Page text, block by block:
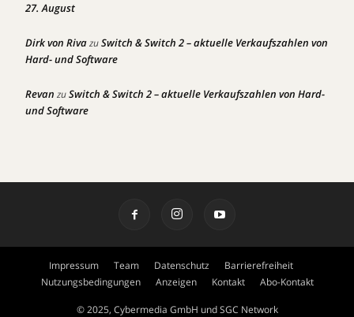
27. August
Dirk von RivazuSwitch & Switch 2 – aktuelle Verkaufszahlen von
Hard- und Software
Revan zuSwitch & Switch 2 – aktuelle Verkaufszahlen von Hard-
und Software
Impressum Team Datenschutz
Barrierefreiheit
Nutzungsbedingungen
Anzeigen Kontakt Abo-Kontakt
© 2025, Cybermedia GmbH und SGC Network